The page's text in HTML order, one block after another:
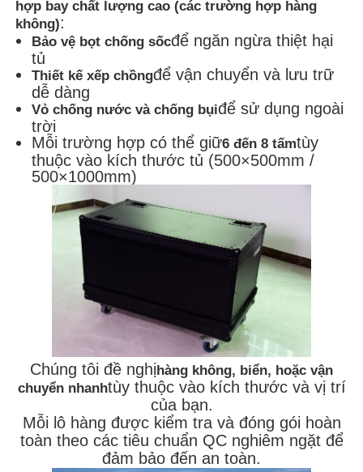
hợp bay chất lượng cao (các trường hợp hàng
không):
Bảo vệ bọt chống sốcđể ngăn ngừa thiệt hại
tủ
Thiết kế xếp chồngđể vận chuyển và lưu trữ
dễ dàng
Vỏ chống nước và chống bụiđể sử dụng ngoài
trời
Mỗi trường hợp có thể giữ6 đến 8 tấmtùy
thuộc vào kích thước tủ (500×500mm /
500×1000mm)
Chúng tôi đề nghị hàng không, biển, hoặc vận
chuyển nhanhtùy thuộc vào kích thước và vị trí
của bạn.
Mỗi lô hàng được kiểm tra và đóng gói hoàn
toàn theo các tiêu chuẩn QC nghiêm ngặt để
đảm bảo đến an toàn.